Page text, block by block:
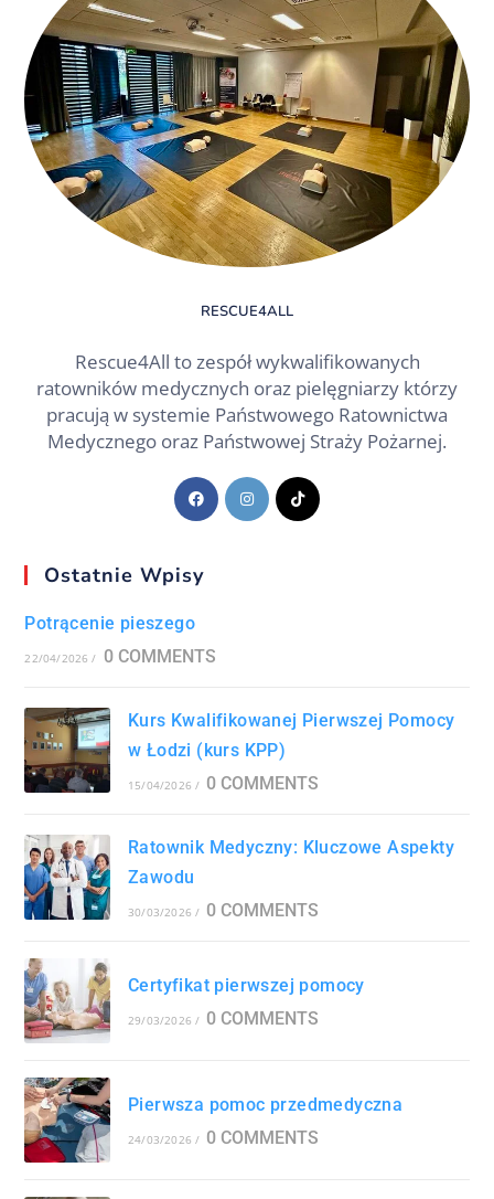
RESCUE4ALL
Rescue4All to zespół wykwalifikowanych
ratowników medycznych oraz pielęgniarzy którzy
pracują w systemie Państwowego Ratownictwa
Medycznego oraz Państwowej Straży Pożarnej.
Ostatnie Wpisy
Potrącenie pieszego
22/04/2026 / 0 COMMENTS
Kurs Kwalifikowanej Pierwszej Pomocy
w Łodzi (kurs KPP)
15/04/2026 / 0 COMMENTS
Ratownik Medyczny: Kluczowe Aspekty
Zawodu
30/03/2026 / 0 COMMENTS
Certyfikat pierwszej pomocy
29/03/2026 / 0 COMMENTS
Pierwsza pomoc przedmedyczna
24/03/2026 / 0 COMMENTS